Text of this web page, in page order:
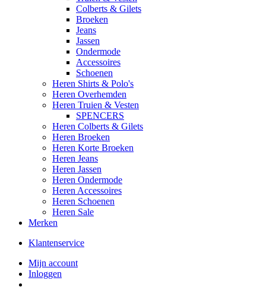
Colberts & Gilets
Broeken
Jeans
Jassen
Ondermode
Accessoires
Schoenen
Heren Shirts & Polo's
Heren Overhemden
Heren Truien & Vesten
SPENCERS
Heren Colberts & Gilets
Heren Broeken
Heren Korte Broeken
Heren Jeans
Heren Jassen
Heren Ondermode
Heren Accessoires
Heren Schoenen
Heren Sale
Merken
Klantenservice
Mijn account
Inloggen